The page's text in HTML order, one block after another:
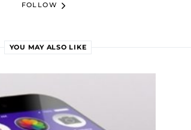
FOLLOW
YOU MAY ALSO LIKE